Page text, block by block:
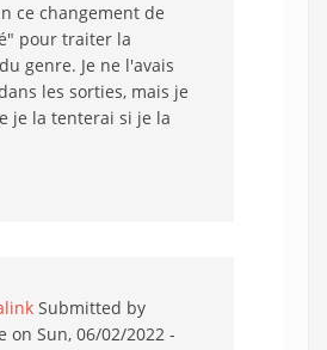
ce changement de
pour traiter la
genre. Je ne l'avais
les sorties, mais je
je la tenterai si je la
Submitted by
on Sun, 06/02/2022 -